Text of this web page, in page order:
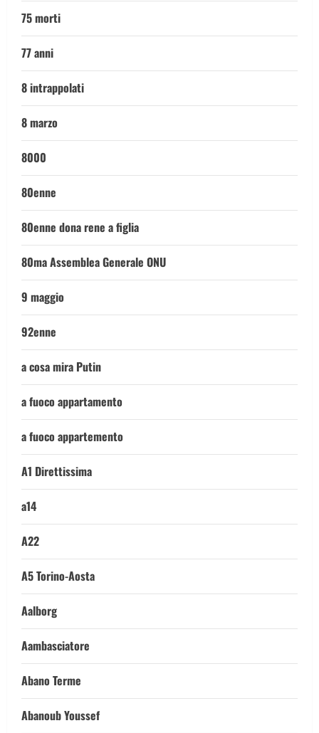
75 morti
77 anni
8 intrappolati
8 marzo
8000
80enne
80enne dona rene a figlia
80ma Assemblea Generale ONU
9 maggio
92enne
a cosa mira Putin
a fuoco appartamento
a fuoco appartemento
A1 Direttissima
a14
A22
A5 Torino-Aosta
Aalborg
Aambasciatore
Abano Terme
Abanoub Youssef